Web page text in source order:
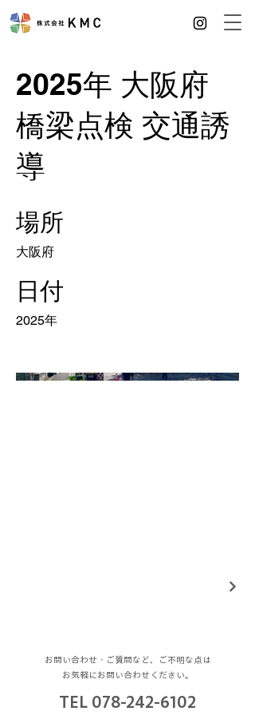
2025年 大阪府
橋梁点検 交通誘
導
場所
大阪府
日付
2025年
お問い合わせ・ご質問など、ご不明な点は
お気軽にお問い合わせください。
TEL 078-242-6102